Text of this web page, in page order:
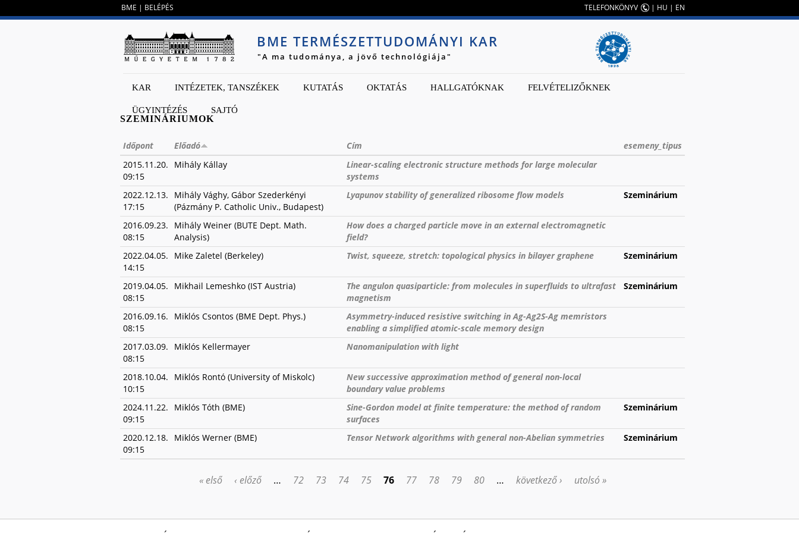
BME | BELÉPÉS TELEFONKÖNYV | HU | EN
BME TERMÉSZETTUDOMÁNYI KAR
"A ma tudománya, a jövő technológiája"
KAR INTÉZETEK, TANSZÉKEK KUTATÁS OKTATÁS HALLGATÓKNAK FELVÉTELIZŐKNEK
ÜGYINTÉZÉS SAJTÓ
SZEMINÁRIUMOK
Időpont Előadó Cím
esemeny_tipus
2015.11.20.
09:15
Mihály Kállay
Linear-scaling electronic structure methods for large molecular
systems
2022.12.13.
17:15
Mihály Vághy, Gábor Szederkényi
(Pázmány P. Catholic Univ., Budapest)
Lyapunov stability of generalized ribosome flow models Szeminárium
2016.09.23.
08:15
Mihály Weiner (BUTE Dept. Math.
Analysis)
How does a charged particle move in an external electromagnetic
field?
2022.04.05.
14:15
Mike Zaletel (Berkeley) Twist, squeeze, stretch: topological physics in bilayer graphene Szeminárium
2019.04.05.
08:15
Mikhail Lemeshko (IST Austria)
The angulon quasiparticle: from molecules in superfluids to ultrafast
magnetism
Szeminárium
2016.09.16.
08:15
Miklós Csontos (BME Dept. Phys.)
Asymmetry-induced resistive switching in Ag-Ag2S-Ag memristors
enabling a simplified atomic-scale memory design
2017.03.09.
08:15
Miklós Kellermayer Nanomanipulation with light
2018.10.04.
10:15
Miklós Rontó (University of Miskolc)
New successive approximation method of general non-local
boundary value problems
2024.11.22.
09:15
Miklós Tóth (BME)
Sine-Gordon model at finite temperature: the method of random
surfaces
Szeminárium
2020.12.18.
09:15
Miklós Werner (BME) Tensor Network algorithms with general non-Abelian symmetries Szeminárium
« első ‹ előző … 72 73 74 75 76 77 78 79 80 … következő › utolsó »